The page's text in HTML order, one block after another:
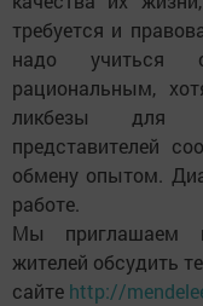
требуется и
надо учиться
рациональным,
ликбезы для
представителей
обмену опытом.
работе.
Мы приглашаем
жителей обсудить
сайте http://